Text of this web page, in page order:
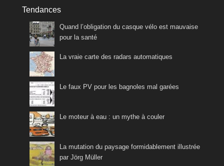
Tendances
Quand l’obligation du casque vélo est mauvaise
pour la santé
La vraie carte des radars automatiques
Le faux PV pour les bagnoles mal garées
Le moteur à eau : un mythe à couler
La mutation du paysage formidablement illustrée
par Jörg Müller